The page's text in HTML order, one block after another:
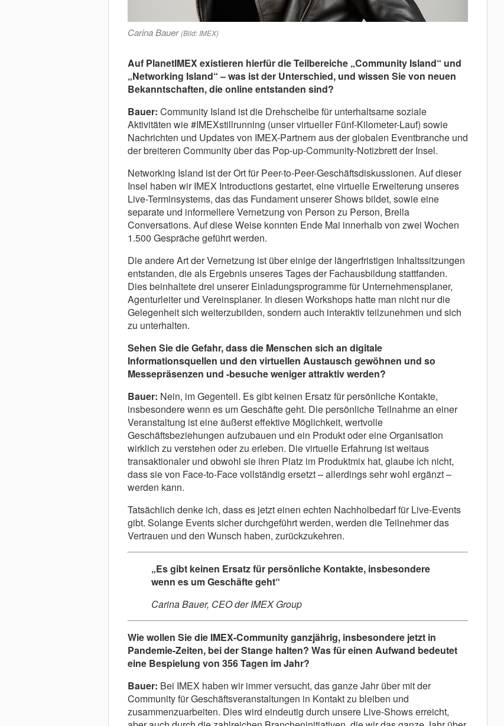
Carina Bauer (Bild: IMEX)
Auf PlanetIMEX existieren hierfür die Teilbereiche „Community Island“ und
„Networking Island“ – was ist der Unterschied, und wissen Sie von neuen
Bekanntschaften, die online entstanden sind?
Bauer: Community Island ist die Drehscheibe für unterhaltsame soziale
Aktivitäten wie #IMEXstillrunning (unser virtueller Fünf-Kilometer-Lauf) sowie
Nachrichten und Updates von IMEX-Partnern aus der globalen Eventbranche und
der breiteren Community über das Pop-up-Community-Notizbrett der Insel.
Networking Island ist der Ort für Peer-to-Peer-Geschäftsdiskussionen. Auf dieser
Insel haben wir IMEX Introductions gestartet, eine virtuelle Erweiterung unseres
Live-Terminsystems, das das Fundament unserer Shows bildet, sowie eine
separate und informellere Vernetzung von Person zu Person, Brella
Conversations. Auf diese Weise konnten Ende Mai innerhalb von zwei Wochen
1.500 Gespräche geführt werden.
Die andere Art der Vernetzung ist über einige der längerfristigen Inhaltssitzungen
entstanden, die als Ergebnis unseres Tages der Fachausbildung stattfanden.
Dies beinhaltete drei unserer Einladungsprogramme für Unternehmensplaner,
Agenturleiter und Vereinsplaner. In diesen Workshops hatte man nicht nur die
Gelegenheit sich weiterzubilden, sondern auch interaktiv teilzunehmen und sich
zu unterhalten.
Sehen Sie die Gefahr, dass die Menschen sich an digitale
Informationsquellen und den virtuellen Austausch gewöhnen und so
Messepräsenzen und -besuche weniger attraktiv werden?
Bauer: Nein, im Gegenteil. Es gibt keinen Ersatz für persönliche Kontakte,
insbesondere wenn es um Geschäfte geht. Die persönliche Teilnahme an einer
Veranstaltung ist eine äußerst effektive Möglichkeit, wertvolle
Geschäftsbeziehungen aufzubauen und ein Produkt oder eine Organisation
wirklich zu verstehen oder zu erleben. Die virtuelle Erfahrung ist weitaus
transaktionaler und obwohl sie ihren Platz im Produktmix hat, glaube ich nicht,
dass sie von Face-to-Face vollständig ersetzt – allerdings sehr wohl ergänzt –
werden kann.
Tatsächlich denke ich, dass es jetzt einen echten Nachholbedarf für Live-Events
gibt. Solange Events sicher durchgeführt werden, werden die Teilnehmer das
Vertrauen und den Wunsch haben, zurückzukehren.
„Es gibt keinen Ersatz für persönliche Kontakte, insbesondere
wenn es um Geschäfte geht“
Carina Bauer, CEO der IMEX Group
Wie wollen Sie die IMEX-Community ganzjährig, insbesondere jetzt in
Pandemie-Zeiten, bei der Stange halten? Was für einen Aufwand bedeutet
eine Bespielung von 356 Tagen im Jahr?
Bauer: Bei IMEX haben wir immer versucht, das ganze Jahr über mit der
Community für Geschäftsveranstaltungen in Kontakt zu bleiben und
zusammenzuarbeiten. Dies wird eindeutig durch unsere Live-Shows erreicht,